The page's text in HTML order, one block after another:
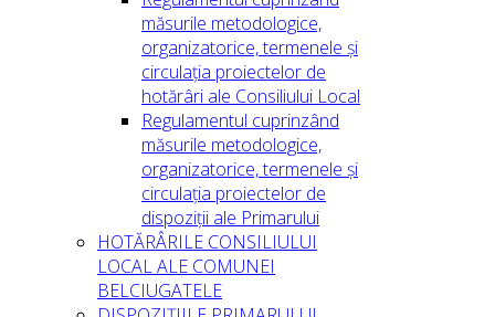
măsurile metodologice,
organizatorice, termenele și
circulația proiectelor de
hotărâri ale Consiliului Local
Regulamentul cuprinzând
măsurile metodologice,
organizatorice, termenele și
circulația proiectelor de
dispoziții ale Primarului
HOTĂRÂRILE CONSILIULUI
LOCAL ALE COMUNEI
BELCIUGATELE